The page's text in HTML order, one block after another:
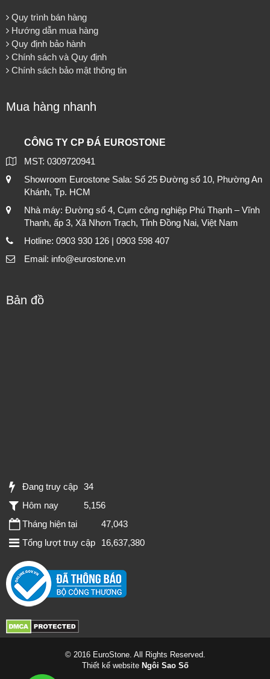
Quy trình bán hàng
Hướng dẫn mua hàng
Quy định bảo hành
Chính sách và Quy định
Chính sách bảo mật thông tin
Mua hàng nhanh
CÔNG TY CP ĐÁ EUROSTONE
MST: 0309720941
Showroom Eurostone Sala: Số 25 Đường số 10, Phường An
Khánh, Tp. HCM
Nhà máy: Đường số 4, Cụm công nghiệp Phú Thạnh – Vĩnh
Thanh, ấp 3, Xã Nhơn Trạch, Tỉnh Đồng Nai, Việt Nam
Hotline: 0903 930 126 | 0903 598 407
Email: info@eurostone.vn
Bản đồ
Đang truy cập 34
Hôm nay
5,156
Tháng hiện tại
47,043
Tổng lượt truy cập
16,637,380
© 2016 EuroStone. All Rights Reserved.
Thiết kế website Ngôi Sao Số